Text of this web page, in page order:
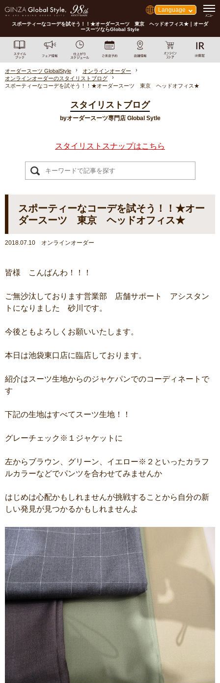
Language
スポーティーなコーデを試そう！！★オーダースーツ 東京 ヘッドオフィス★｜オーダ
ースーツならGlobal Style
オーダースーツ GlobalStyle
オンラインオーダー
オンラインオーダーのスタイリストブログ
スポーティーなコーデを試そう！！★オーダースーツ 東京 ヘッドオフィス★
スタイリストブログ
byオーダースーツ専門店 Global Sytle
スタイリストスナップはこちら
スポーティーなコーデを試そう！！★オー
ダースーツ 東京 ヘッドオフィス★
2018.07.10 オンラインオーダー
皆様 こんばんわ！！！
ご無沙汰しております営業部 店舗サポート アシスタン
トになりました 砂川です。
今後ともよろしくお願いいたします。
本日は池袋東口店に臨店しております。
紹介はスーツ生地からのジャケパンでのコーディネートで
す
下記の生地はすべてスーツ生地！！
グレーチェック※１ジャケットに
左からブラウン、グリーン、イエロー※２といったカラフ
ルカラーなどでパンツを合わせてみませんか
はじめは心配かもしれませんが挑戦することから自分の新
しい発見が見つかるかもしれませんよ